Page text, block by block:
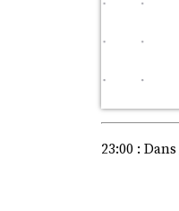
23:00 : Dans